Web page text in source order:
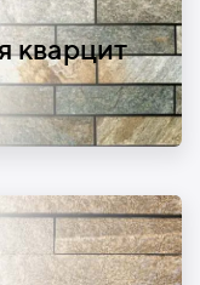
кварцит